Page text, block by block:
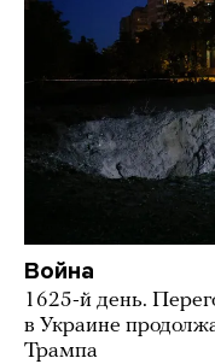
Война
1625-й день.
в Украине
Трампа